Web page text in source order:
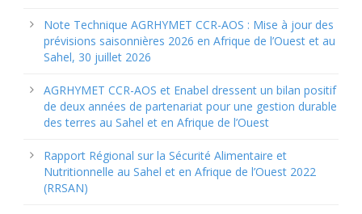
Note Technique AGRHYMET CCR-AOS : Mise à jour des
prévisions saisonnières 2026 en Afrique de l’Ouest et au
Sahel, 30 juillet 2026
AGRHYMET CCR-AOS et Enabel dressent un bilan positif
de deux années de partenariat pour une gestion durable
des terres au Sahel et en Afrique de l’Ouest
Rapport Régional sur la Sécurité Alimentaire et
Nutritionnelle au Sahel et en Afrique de l’Ouest 2022
(RRSAN)